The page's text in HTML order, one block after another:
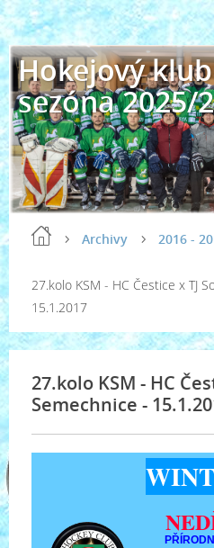
Hokejový
sezóna 2025/
Archivy 2016 -
27.kolo KSM - HC Čestice x TJ
15.1.2017
27.kolo KSM - HC
Semechnice -